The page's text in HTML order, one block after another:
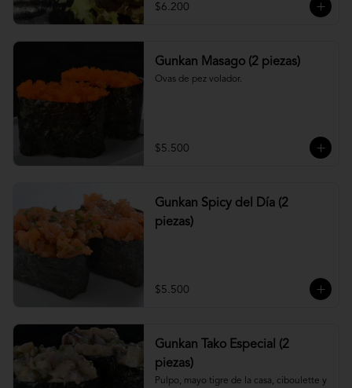
$6.200
Gunkan Masago (2 piezas)
Ovas de pez volador.
$5.500
Gunkan Spicy del Día (2
piezas)
$5.500
Gunkan Tako Especial (2
piezas)
Pulpo, mayo tigre de la casa, ciboulette y